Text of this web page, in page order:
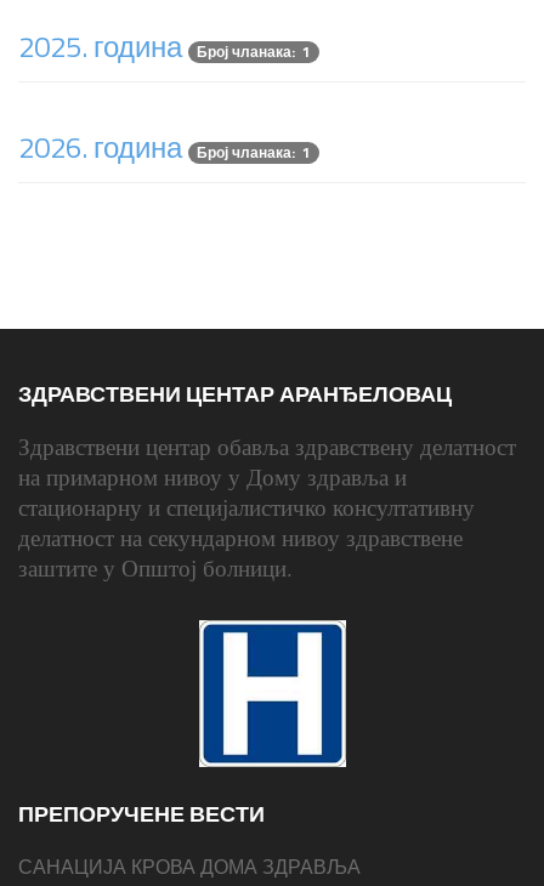
2025. година Број чланака: 1
2026. година Број чланака: 1
ЗДРАВСТВЕНИ ЦЕНТАР АРАНЂЕЛОВАЦ
Здравствени центар обавља здравствену делатност
на примарном нивоу у Дому здравља и
стационарну и специјалистичко консултативну
делатност на секундарном нивоу здравствене
заштите у Општој болници.
ПРЕПОРУЧЕНЕ ВЕСТИ
САНАЦИЈА КРОВА ДОМА ЗДРАВЉА